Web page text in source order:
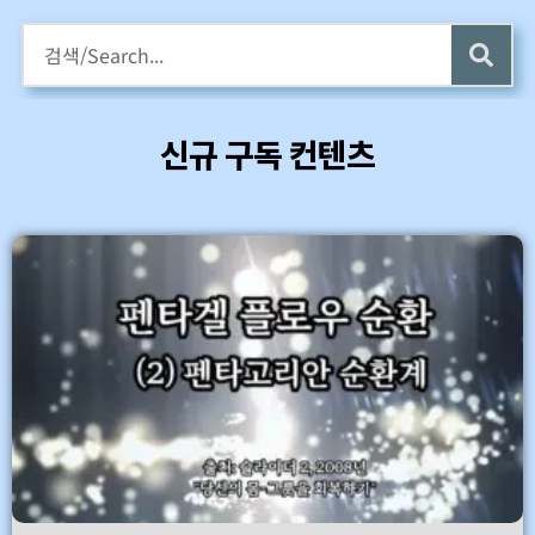
구독회원용 전자책 증정
카멜롯 인터뷰 Part 1 (4 ~6) 업데이트 (7/24)
바로가기
신규 구독 컨텐츠